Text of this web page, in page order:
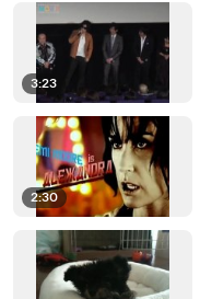
3:23
2:30